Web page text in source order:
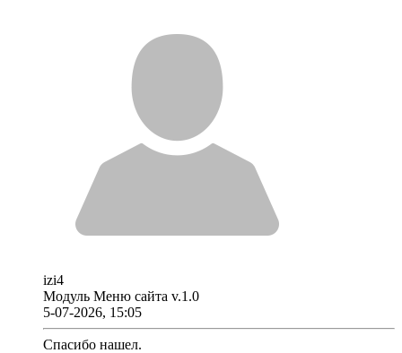
izi4
Модуль Меню сайта v.1.0
5-07-2026, 15:05
Спасибо нашел.